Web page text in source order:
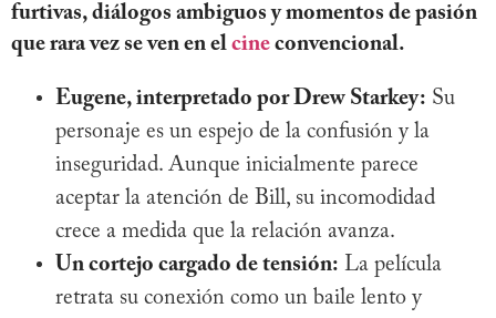
furtivas, diálogos ambiguos y momentos de pasión
que rara vez se ven en el cine convencional.
Eugene, interpretado por Drew Starkey: Su
personaje es un espejo de la confusión y la
inseguridad. Aunque inicialmente parece
aceptar la atención de Bill, su incomodidad
crece a medida que la relación avanza.
Un cortejo cargado de tensión: La película
retrata su conexión como un baile lento y